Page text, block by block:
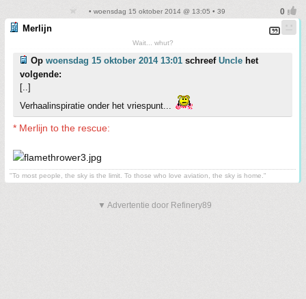
• woensdag 15 oktober 2014 @ 13:05 • 39
Merlijn
Wait... whut?
Op woensdag 15 oktober 2014 13:01 schreef Uncle het
volgende:
[..]
Verhaalinspiratie onder het vriespunt...
* Merlijn to the rescue:
"To most people, the sky is the limit. To those who love aviation, the sky is home."
▼ Advertentie door Refinery89